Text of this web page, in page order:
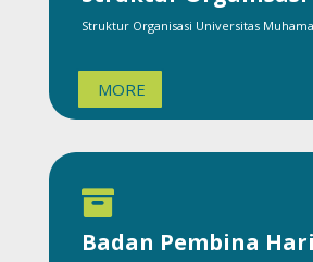
Struktur Organisasi Universitas
MORE

Badan Pembina